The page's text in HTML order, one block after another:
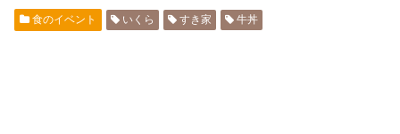
食のイベント いくら すき家 牛丼